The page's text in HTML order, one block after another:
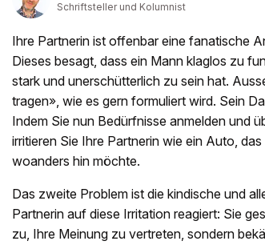
Schriftsteller und Kolumnist
Ihre Partnerin ist offenbar eine fanatische
Dieses besagt, dass ein Mann klaglos zu
stark und unerschütterlich zu sein hat.
tragen», wie es gern formuliert wird. Sein
Indem Sie nun Bedürfnisse anmelden und
irritieren Sie Ihre Partnerin wie ein Auto,
woanders hin möchte.
Das zweite Problem ist die kindische und
Partnerin auf diese Irritation reagiert: Sie
zu, Ihre Meinung zu vertreten, sondern